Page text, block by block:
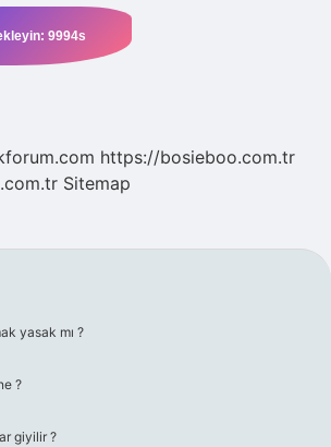
https://bosieboo.com.tr
Sitemap
yasak mı ?
?
giyilir ?